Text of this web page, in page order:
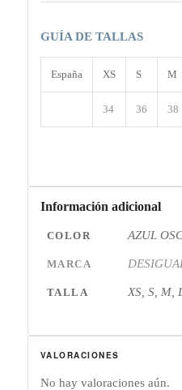
GUÍA DE TALLAS
España XS S M
34 36 38
Información adicional
COLOR AZUL
MARCA
TALLA XS, S, M,
VALORACIONES
No hay valoraciones aún.